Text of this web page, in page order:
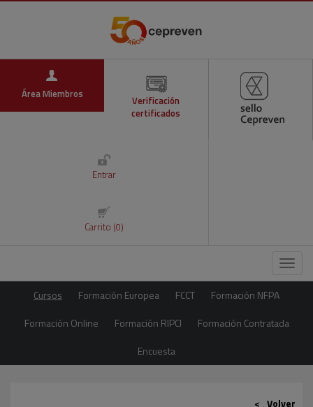
Área Miembros
Verificación
certificados
Entrar
Carrito (0)
Menú
Cursos Formación Europea FCCT
Formación NFPA
Formación Online
Formación RIPCI
Formación Contratada
Encuesta
Volver